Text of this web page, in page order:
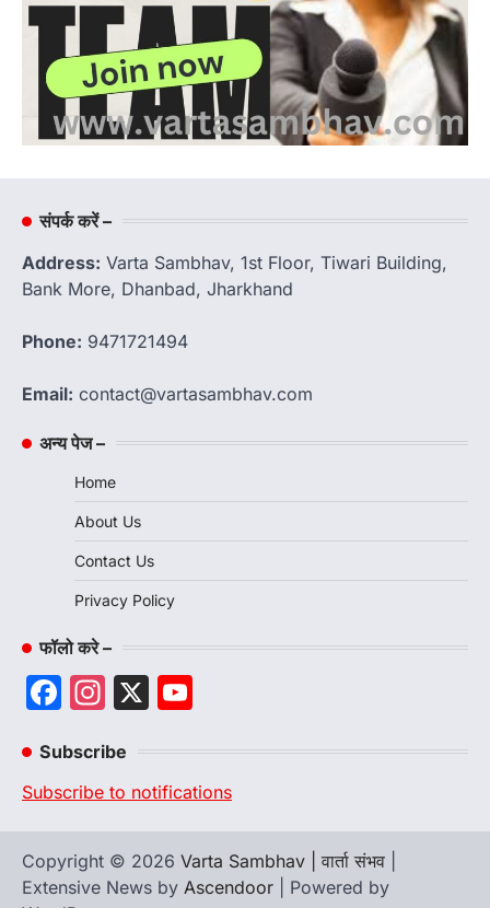
संपर्क करें –
Address: Varta Sambhav, 1st Floor, Tiwari Building,
Bank More, Dhanbad, Jharkhand
Phone: 9471721494
Email: contact@vartasambhav.com
अन्य पेज –
Home
About Us
Contact Us
Privacy Policy
फॉलो करे –
Facebook
Instagram
X
Subscribe
Subscribe to notifications
Copyright © 2026 Varta Sambhav | वार्ता संभव
Extensive News by Ascendoor | Powered by